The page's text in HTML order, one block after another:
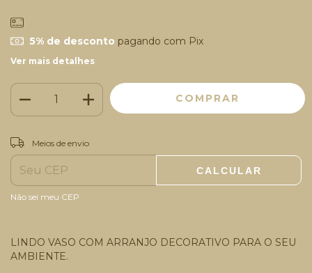
5% de desconto pagando com Pix
Ver mais detalhes
Entregas para o CEP:
Meios de envio
CALCULAR
Não sei meu CEP
LINDO VASO COM ARRANJO DECORATIVO PARA O SEU
AMBIENTE.